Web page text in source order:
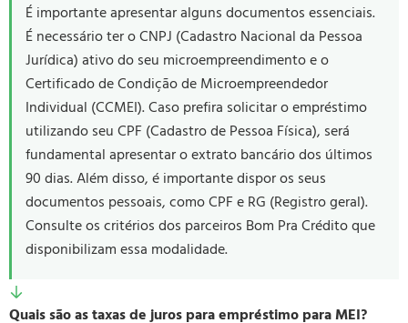
É importante apresentar alguns documentos essenciais.
É necessário ter o CNPJ (Cadastro Nacional da Pessoa
Jurídica) ativo do seu microempreendimento e o
Certificado de Condição de Microempreendedor
Individual (CCMEI). Caso prefira solicitar o empréstimo
utilizando seu CPF (Cadastro de Pessoa Física), será
fundamental apresentar o extrato bancário dos últimos
90 dias. Além disso, é importante dispor os seus
documentos pessoais, como CPF e RG (Registro geral).
Consulte os critérios dos parceiros Bom Pra Crédito que
disponibilizam essa modalidade.
Quais são as taxas de juros para empréstimo para MEI?